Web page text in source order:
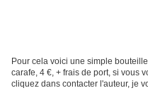
Pour cela voici une simple
carafe, 4 €, + frais de port, si vous
cliquez dans contacter l'auteur, je